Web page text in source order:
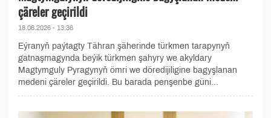
çäreler geçirildi
18.06.2026 - 13:36
Eýranyň paýtagty Tähran şäherinde türkmen tarapynyň
gatnaşmagynda beýik türkmen şahyry we akyldary
Magtymguly Pyragynyň ömri we döredijiligine bagyşlanan
medeni çäreler geçirildi. Bu barada penşenbe güni...